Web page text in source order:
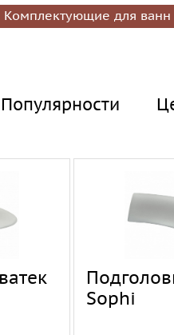
Комплектующие для ванн
Популярности
Sophi